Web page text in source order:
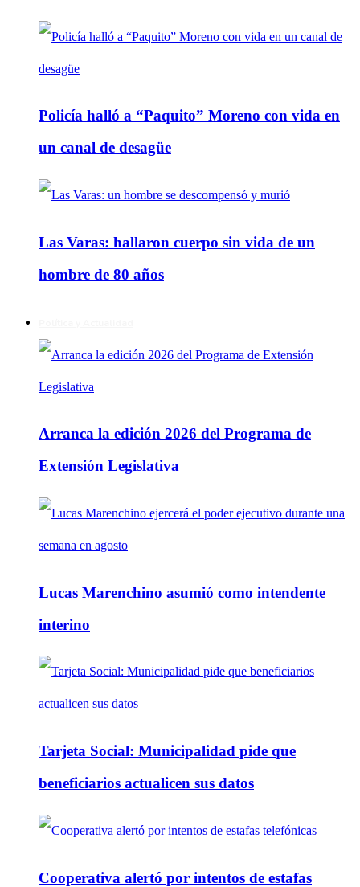
Policía halló a “Paquito” Moreno con vida en
un canal de desagüe
Las Varas: hallaron cuerpo sin vida de un
hombre de 80 años
Arranca la edición 2026 del Programa de
Extensión Legislativa
Lucas Marenchino asumió como intendente
interino
Tarjeta Social: Municipalidad pide que
beneficiarios actualicen sus datos
Cooperativa alertó por intentos de estafas